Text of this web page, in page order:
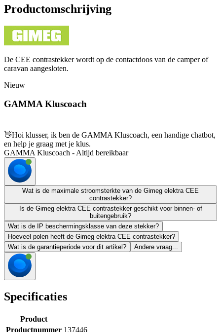
Productomschrijving
De CEE contrastekker wordt op de contactdoos van de camper of
caravan aangesloten.
Nieuw
GAMMA Kluscoach
👋Hoi klusser, ik ben de GAMMA Kluscoach, een handige chatbot,
en help je graag met je klus.
GAMMA Kluscoach - Altijd bereikbaar
Wat is de maximale stroomsterkte van de Gimeg elektra CEE
contrastekker?
Is de Gimeg elektra CEE contrastekker geschikt voor binnen- of
buitengebruik?
Wat is de IP beschermingsklasse van deze stekker?
Hoeveel polen heeft de Gimeg elektra CEE contrastekker?
Wat is de garantieperiode voor dit artikel?
Andere vraag...
Specificaties
Product
Productnummer 137446